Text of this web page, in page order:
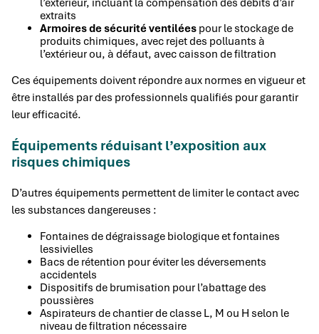
extraits
Armoires de sécurité ventilées pour le stockage de
produits chimiques, avec rejet des polluants à
l’extérieur ou, à défaut, avec caisson de filtration
Ces équipements doivent répondre aux normes en vigueur et
être installés par des professionnels qualifiés pour garantir
leur efficacité.
Équipements réduisant l’exposition aux
risques chimiques
D’autres équipements permettent de limiter le contact avec
les substances dangereuses :
Fontaines de dégraissage biologique et fontaines
lessivielles
Bacs de rétention pour éviter les déversements
accidentels
Dispositifs de brumisation pour l’abattage des
poussières
Aspirateurs de chantier de classe L, M ou H selon le
niveau de filtration nécessaire